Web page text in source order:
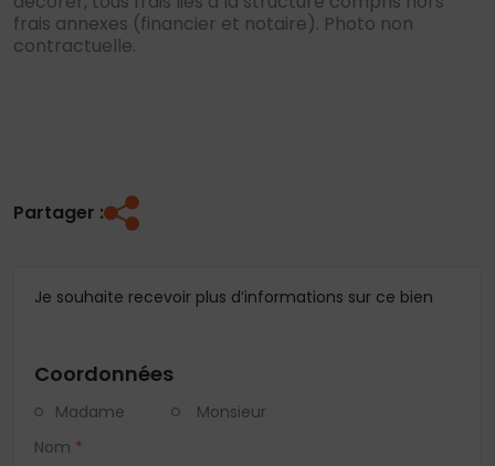
frais annexes (financier et notaire). Photo non
contractuelle.
Partager :
Je souhaite recevoir plus d’informations sur ce bien
Coordonnées
Madame
Monsieur
Nom *